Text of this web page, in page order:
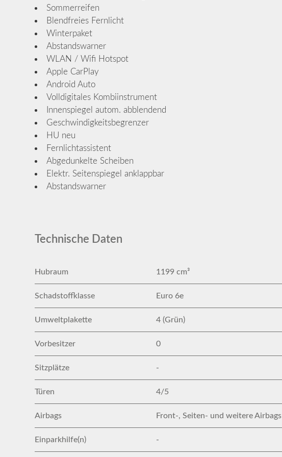
Sommerreifen
Blendfreies Fernlicht
Winterpaket
Abstandswarner
WLAN / Wifi Hotspot
Apple CarPlay
Android Auto
Volldigitales Kombiinstrument
Innenspiegel autom. abblendend
Geschwindigkeitsbegrenzer
HU neu
Fernlichtassistent
Abgedunkelte Scheiben
Elektr. Seitenspiegel anklappbar
Abstandswarner
Technische Daten
Hubraum 1199 cm³
Schadstoffklasse Euro 6e
Umweltplakette 4 (Grün)
Vorbesitzer 0
Sitzplätze -
Türen 4/5
Airbags Front-, Seiten- und weitere Airbags
Einparkhilfe(n) -